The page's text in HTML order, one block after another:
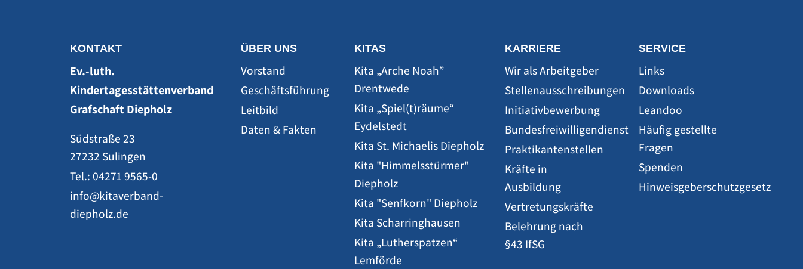
KONTAKT
Ev.-luth.
Kindertagesstättenverband
Grafschaft Diepholz
Südstraße 23
27232 Sulingen
Tel.: 04271 9565-0
ÜBER UNS
Vorstand
Geschäftsführung
Leitbild
Daten & Fakten
KITAS
Kita „Arche Noah”
Drentwede
Kita „Spiel(t)räume“
Eydelstedt
Kita St. Michaelis Diepholz
Kita "Himmelsstürmer"
Diepholz
Kita "Senfkorn" Diepholz
Kita Scharringhausen
Kita „Lutherspatzen“
Lemförde
KARRIERE
Wir als Arbeitgeber
Stellenausschreibungen
Initiativbewerbung
Bundesfreiwilligendienst
Praktikantenstellen
Kräfte in
Ausbildung
Vertretungskräfte
Belehrung nach
§43 IfSG
SERVICE
Links
Downloads
Leandoo
Häufig gestellte
Fragen
Spenden
Hinweisgeberschutzgesetz